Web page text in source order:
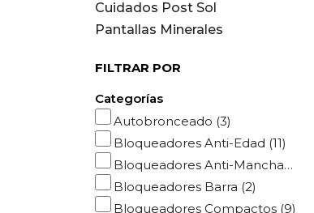
Cuidados Post Sol
Pantallas Minerales
FILTRAR POR
Categorías
Autobronceado (3)
Bloqueadores Anti-Edad (11)
Bloqueadores Anti-Manchas
Bloqueadores Barra (2)
Bloqueadores Compactos (9)